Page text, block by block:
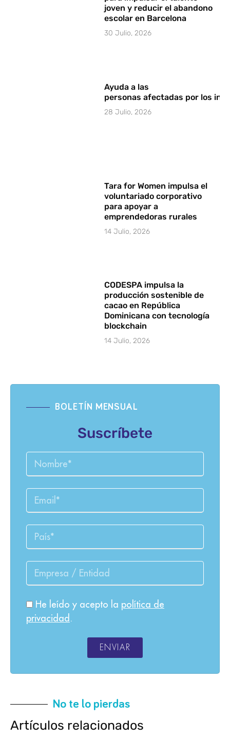
joven y reducir el abandono
escolar en Barcelona
30 Julio, 2026
Ayuda a las
personas afectadas por los
28 Julio, 2026
Tara for Women impulsa el
voluntariado corporativo
para apoyar a
emprendedoras rurales
14 Julio, 2026
CODESPA impulsa la
producción sostenible de
cacao en República
Dominicana con tecnología
blockchain
14 Julio, 2026
BOLETÍN MENSUAL
Suscríbete
He leído y acepto la política de
privacidad .
ENVIAR
No te lo pierdas
Artículos relacionados